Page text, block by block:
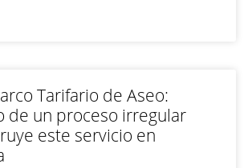
Tarifario de Aseo:
de un proceso irregular
este servicio en